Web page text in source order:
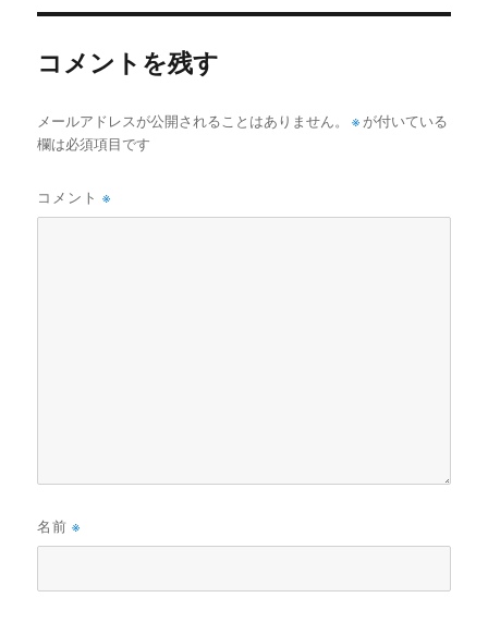
コメントを残す
メールアドレスが公開されることはありません。 ※ が付いている
欄は必須項目です
コメント※
名前※